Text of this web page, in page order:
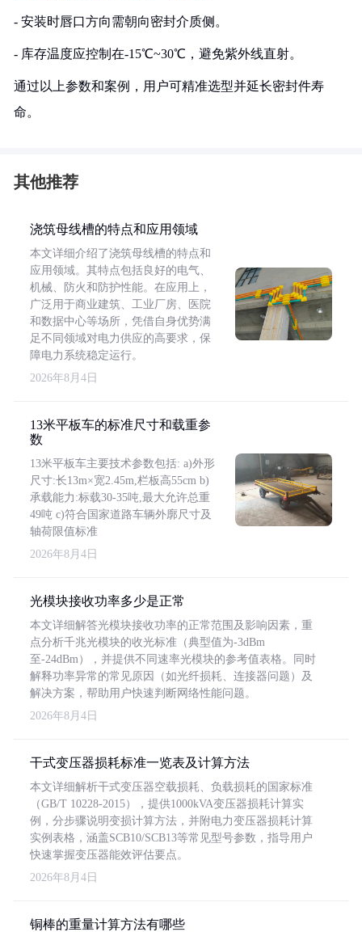
- 安装时唇口方向需朝向密封介质侧。
- 库存温度应控制在-15℃~30℃，避免紫外线直射。
通过以上参数和案例，用户可精准选型并延长密封件寿
命。
其他推荐
浇筑母线槽的特点和应用领域
本文详细介绍了浇筑母线槽的特点和
应用领域。其特点包括良好的电气、
机械、防火和防护性能。在应用上，
广泛用于商业建筑、工业厂房、医院
和数据中心等场所，凭借自身优势满
足不同领域对电力供应的高要求，保
障电力系统稳定运行。
2026年8月4日
13米平板车的标准尺寸和载重参
数
13米平板车主要技术参数包括: a)外形
尺寸:长13m×宽2.45m,栏板高55cm b)
承载能力:标载30-35吨,最大允许总重
49吨 c)符合国家道路车辆外廓尺寸及
轴荷限值标准
2026年8月4日
光模块接收功率多少是正常
本文详细解答光模块接收功率的正常范围及影响因素，重
点分析千兆光模块的收光标准（典型值为-3dBm
至-24dBm），并提供不同速率光模块的参考值表格。同时
解释功率异常的常见原因（如光纤损耗、连接器问题）及
解决方案，帮助用户快速判断网络性能问题。
2026年8月4日
干式变压器损耗标准一览表及计算方法
本文详细解析干式变压器空载损耗、负载损耗的国家标准
（GB/T 10228-2015），提供1000kVA变压器损耗计算实
例，分步骤说明变损计算方法，并附电力变压器损耗计算
实例表格，涵盖SCB10/SCB13等常见型号参数，指导用户
快速掌握变压器能效评估要点。
2026年8月4日
铜棒的重量计算方法有哪些